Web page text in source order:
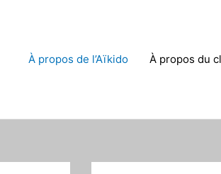
À propos de l’Aïkido À propos du